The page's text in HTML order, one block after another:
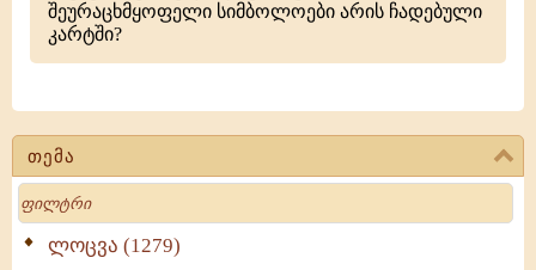
თემა
Search
ლოცვა (1279)
შეურაცხმყოფელი სიმბოლოები არის ჩადებული
კარტში?